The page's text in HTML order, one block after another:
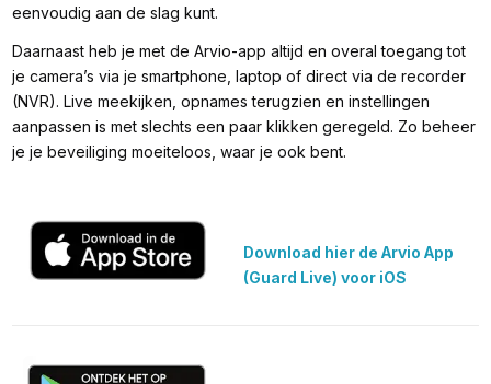
eenvoudig aan de slag kunt.
Daarnaast heb je met de Arvio-app altijd en overal toegang tot
je camera’s via je smartphone, laptop of direct via de recorder
(NVR). Live meekijken, opnames terugzien en instellingen
aanpassen is met slechts een paar klikken geregeld. Zo beheer
je je beveiliging moeiteloos, waar je ook bent.
Download hier de Arvio App
(Guard Live) voor iOS